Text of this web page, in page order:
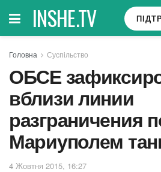
INSHE.TV
Головна Суспільство
ОБСЕ
вблизи линии
разграничения
Мариуполем
4 Жовтня 2015, 16:27